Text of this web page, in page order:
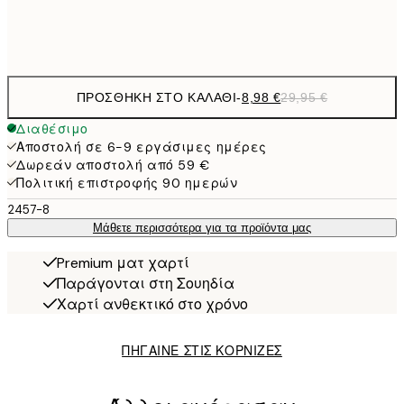
ΠΡΟΣΘΉΚΗ ΣΤΟ ΚΑΛΆΘΙ-8,98 €29,95 €
Διαθέσιμο
Αποστολή σε 6-9 εργάσιμες ημέρες
Δωρεάν αποστολή από 59 €
Πολιτική επιστροφής 90 ημερών
2457-8
Μάθετε περισσότερα για τα προϊόντα μας
Premium ματ χαρτί
Παράγονται στη Σουηδία
Χαρτί ανθεκτικό στο χρόνο
ΠΗΓΑΙΝΕ ΣΤΙΣ ΚΟΡΝΙΖΕΣ